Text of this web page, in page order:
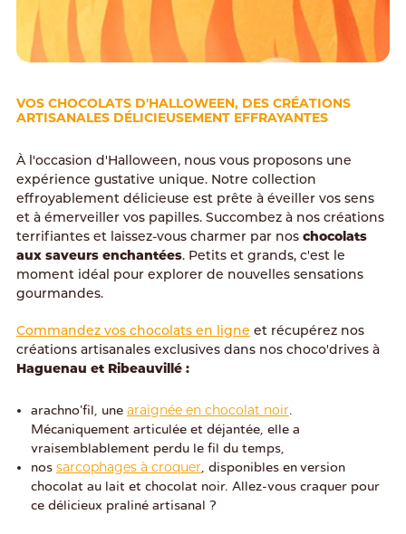
VOS CHOCOLATS D'HALLOWEEN, DES CRÉATIONS
ARTISANALES DÉLICIEUSEMENT EFFRAYANTES
À l'occasion d'Halloween, nous vous proposons une
expérience gustative unique. Notre collection
effroyablement délicieuse est prête à éveiller vos sens
et à émerveiller vos papilles. Succombez à nos créations
terrifiantes et laissez-vous charmer par nos chocolats
aux saveurs enchantées. Petits et grands, c'est le
moment idéal pour explorer de nouvelles sensations
gourmandes.
Commandez vos chocolats en ligne et récupérez nos
créations artisanales exclusives dans nos choco'drives à
Haguenau et Ribeauvillé :
arachno'fil, une araignée en chocolat noir.
Mécaniquement articulée et déjantée, elle a
vraisemblablement perdu le fil du temps,
nos sarcophages à croquer, disponibles en version
chocolat au lait et chocolat noir. Allez-vous craquer pour
ce délicieux praliné artisanal ?